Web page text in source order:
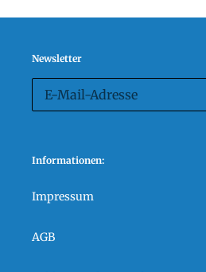
Newsletter
Informationen:
Impressum
AGB